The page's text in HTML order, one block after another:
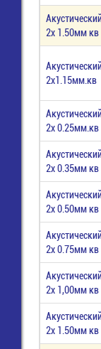
2х 1.50мм кв
2х1.15мм.кв
2х 0.25мм.кв
2х 0.35мм кв
2х 0.50мм кв
2х 0.75мм кв
2х 1,00мм кв
2х 1.50мм кв